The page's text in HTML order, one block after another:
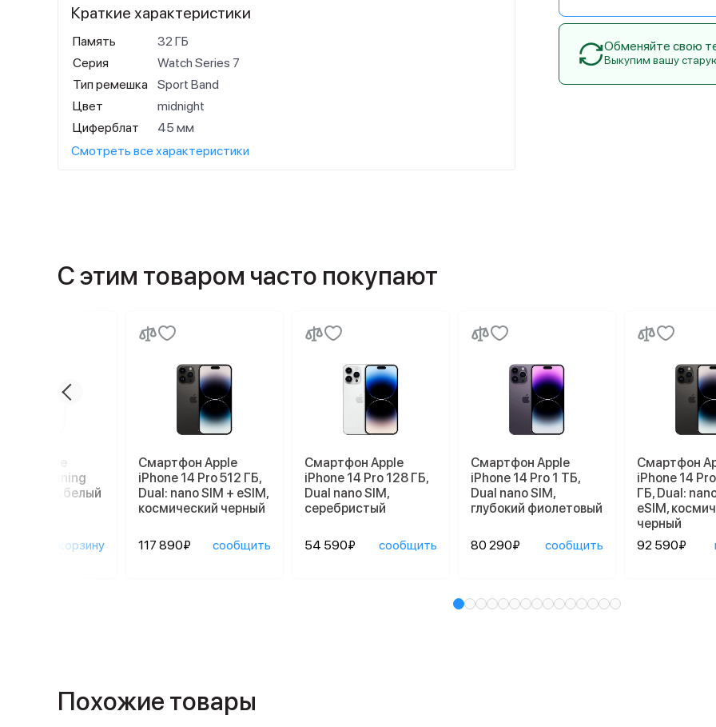
Краткие характеристики
Память
32 ГБ
Серия
Watch Series 7
Тип ремешка
Sport Band
Цвет
midnight
Циферблат
45 мм
Смотреть все характеристики
Обменяйте свою
Выкупим вашу
С этим товаром часто покупают
Apple
3 Lightning
Case, белый
в корзину
Смартфон Apple
iPhone 14 Pro 512 ГБ,
Dual: nano SIM + eSIM,
космический черный
117 890₽ сообщить
Смартфон Apple
iPhone 14 Pro 128 ГБ,
Dual nano SIM,
серебристый
54 590₽ сообщить
Смартфон Apple
iPhone 14 Pro 1 ТБ,
Dual nano SIM,
глубокий фиолетовый
80 290₽ сообщить
Смартфон
iPhone 14
ГБ, Dual:
eSIM,
черный
92 590₽
Похожие товары